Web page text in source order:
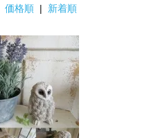
価格順 | 新着順